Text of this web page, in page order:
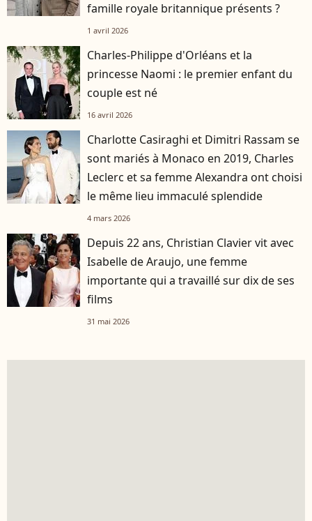
famille royale britannique présents ?
1 avril 2026
Charles-Philippe d'Orléans et la
princesse Naomi : le premier enfant du
couple est né
16 avril 2026
Charlotte Casiraghi et Dimitri Rassam se
sont mariés à Monaco en 2019, Charles
Leclerc et sa femme Alexandra ont choisi
le même lieu immaculé splendide
4 mars 2026
Depuis 22 ans, Christian Clavier vit avec
Isabelle de Araujo, une femme
importante qui a travaillé sur dix de ses
films
31 mai 2026